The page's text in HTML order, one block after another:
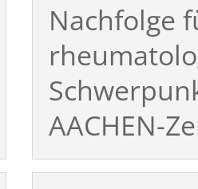
Nachfolge
AACHEN-